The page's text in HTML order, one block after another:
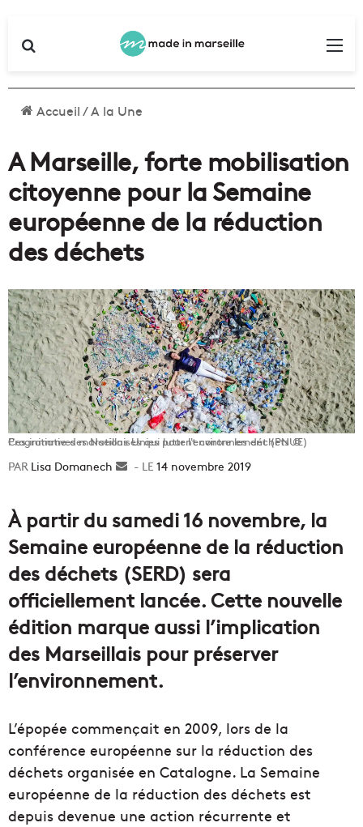
Accueil/A la Une
A Marseille, forte mobilisation
citoyenne pour la Semaine
européenne de la réduction
des déchets
Ces initiatives marseillaises qui luttent contre les déchets © Programme des Nations Unies pour l'environnement (PNUE)
Lisa Domanech
Envoyer14 novembre 2019
À partir du samedi 16 novembre, la
Semaine européenne de la réduction
des déchets (SERD) sera
officiellement lancée. Cette nouvelle
édition marque aussi l’implication
des Marseillais pour préserver
l’environnement.
L’épopée commençait en 2009, lors de la
conférence européenne sur la réduction des
déchets organisée en Catalogne. La Semaine
européenne de la réduction des déchets est
depuis devenue une action récurrente et